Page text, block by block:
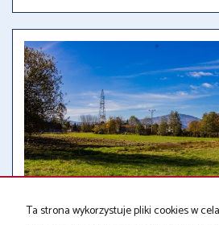
Ta strona wykorzystuje pliki cookies w